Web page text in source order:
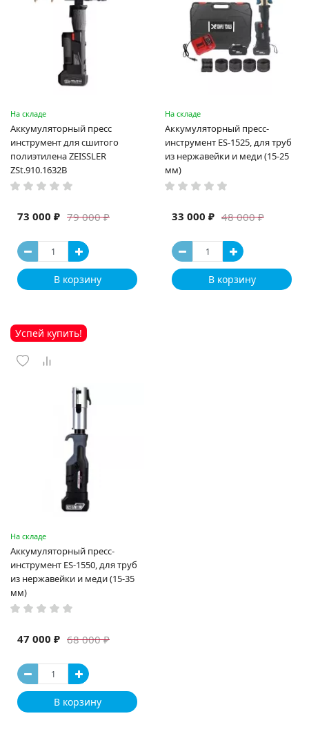
На складе
Аккумуляторный пресс
инструмент для сшитого
полиэтилена ZEISSLER
ZSt.910.1632B
79 000 ₽
73 000 ₽
В корзину
На складе
Аккумуляторный пресс-
инструмент ES-1525, для труб
из нержавейки и меди (15-25
мм)
48 000 ₽
33 000 ₽
В корзину
Успей купить!
На складе
Аккумуляторный пресс-
инструмент ES-1550, для труб
из нержавейки и меди (15-35
мм)
68 000 ₽
47 000 ₽
В корзину